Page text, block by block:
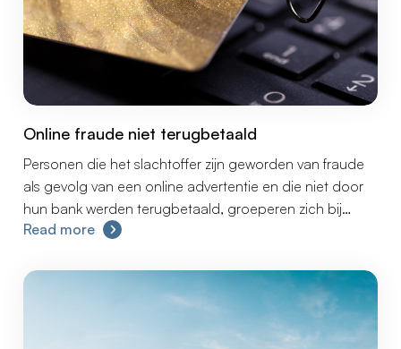
Online fraude niet terugbetaald
Personen die het slachtoffer zijn geworden van fraude
als gevolg van een online advertentie en die niet door
hun bank werden terugbetaald, groeperen zich bij
advocatenkantoor ELTA-LEX Avocaten om collectief
te eisen en meer bankveiligheid te verkrijgen.
Read more